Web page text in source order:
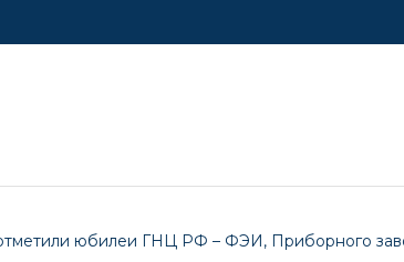
юбилеи ГНЦ РФ – ФЭИ, Приборного